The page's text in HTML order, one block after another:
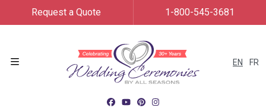
EN FR
Request a Quote 1-800-545-3681